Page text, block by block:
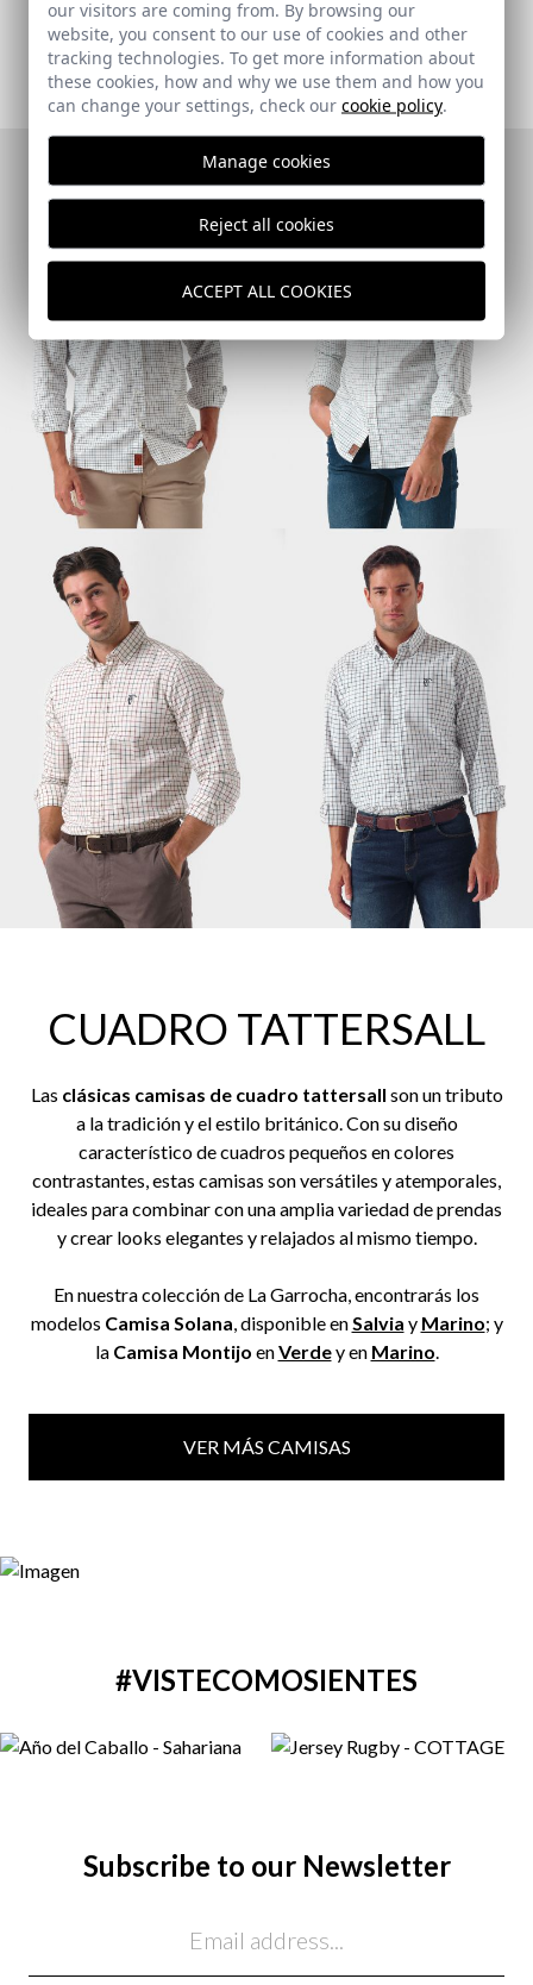
COMPRAR CAMISAS ELEGANTES
CUADRO TATTERSALL
Las clásicas camisas de cuadro tattersall son un tributo
a la tradición y el estilo británico. Con su diseño
característico de cuadros pequeños en colores
contrastantes, estas camisas son versátiles y atemporales,
ideales para combinar con una amplia variedad de prendas
y crear looks elegantes y relajados al mismo tiempo.
En nuestra colección de La Garrocha, encontrarás los
modelos Camisa Solana, disponible enSalvia y Marino; y
la Camisa Montijo enVerdey en Marino.
VER MÁS CAMISAS
#VISTECOMOSIENTES
Subscribe to our Newsletter
our visitors are coming from. By browsing our
website, you consent to our use of cookies and other
tracking technologies. To get more information about
these cookies, how and why we use them and how you
can change your settings, check our cookie policy.
Manage cookies
Reject all cookies
ACCEPT ALL COOKIES